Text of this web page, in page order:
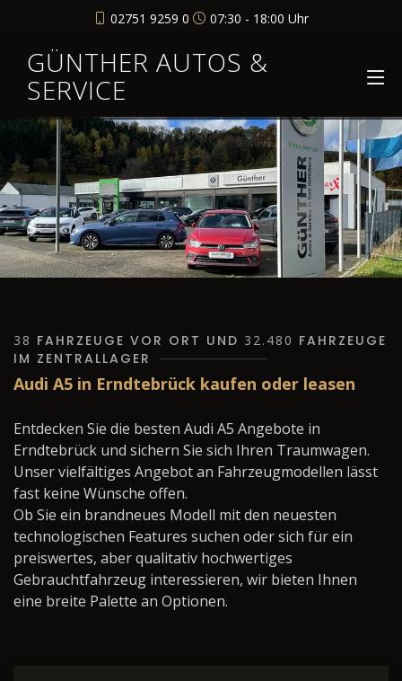
02751 9259 0 07:30 - 18:00 Uhr
GÜNTHER AUTOS &
SERVICE
38 FAHRZEUGE VOR ORT UND 32.480 FAHRZEUGE
IM ZENTRALLAGER
Audi A5 in Erndtebrück kaufen oder leasen
Entdecken Sie die besten Audi A5 Angebote in
Erndtebrück und sichern Sie sich Ihren Traumwagen.
Unser vielfältiges Angebot an Fahrzeugmodellen lässt
fast keine Wünsche offen.
Ob Sie ein brandneues Modell mit den neuesten
technologischen Features suchen oder sich für ein
preiswertes, aber qualitativ hochwertiges
Gebrauchtfahrzeug interessieren, wir bieten Ihnen
eine breite Palette an Optionen.